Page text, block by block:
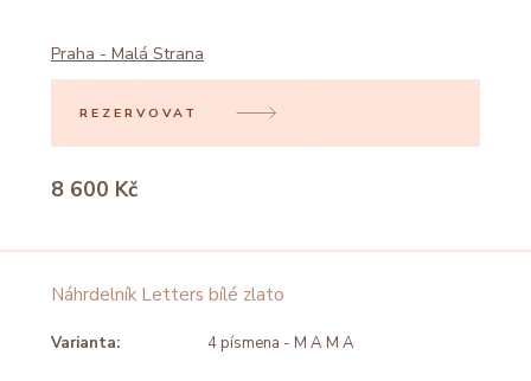
Praha - Malá Strana
REZERVOVAT
8 600 Kč
Náhrdelník Letters bílé zlato
Varianta: 4 písmena - M A M A